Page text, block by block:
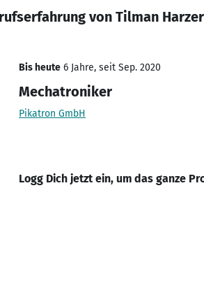
von Tilman Harzer
Bis heute 6 Jahre, seit Sep. 2020
Mechatroniker
Pikatron GmbH
Logg Dich jetzt ein, um das ganze